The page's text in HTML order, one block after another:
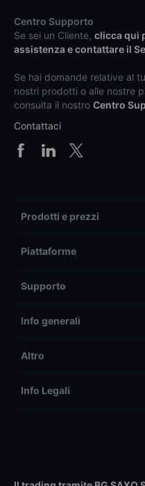
Centro Supporto
Se sei un Cliente, clicca qui
assistenza e contattare il
Se hai domande relative al
nostri prodotti o alle nostre
consulta il nostro Centro
Contattaci
Prodotti e prezzi
Piattaforme
Supporto
Info generali
Altro
Info Legali